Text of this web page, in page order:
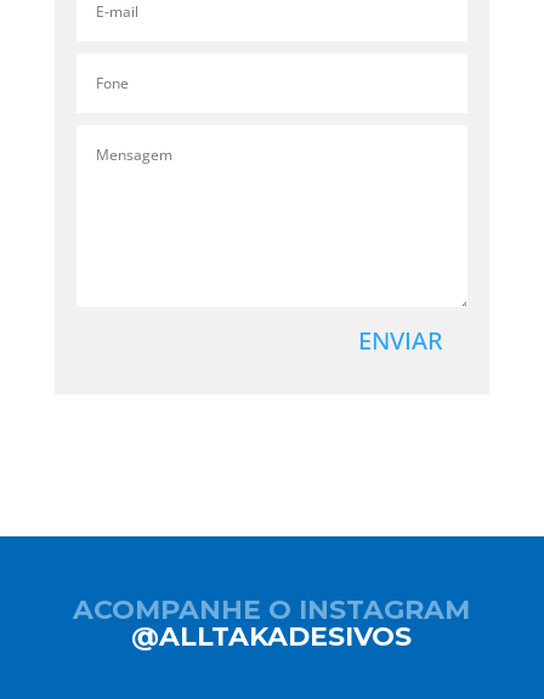
ENVIAR
ACOMPANHE O INSTAGRAM
@ALLTAKADESIVOS